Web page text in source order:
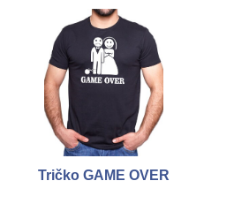
Tričko GAME OVER